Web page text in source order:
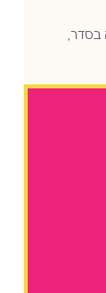
בסדר,